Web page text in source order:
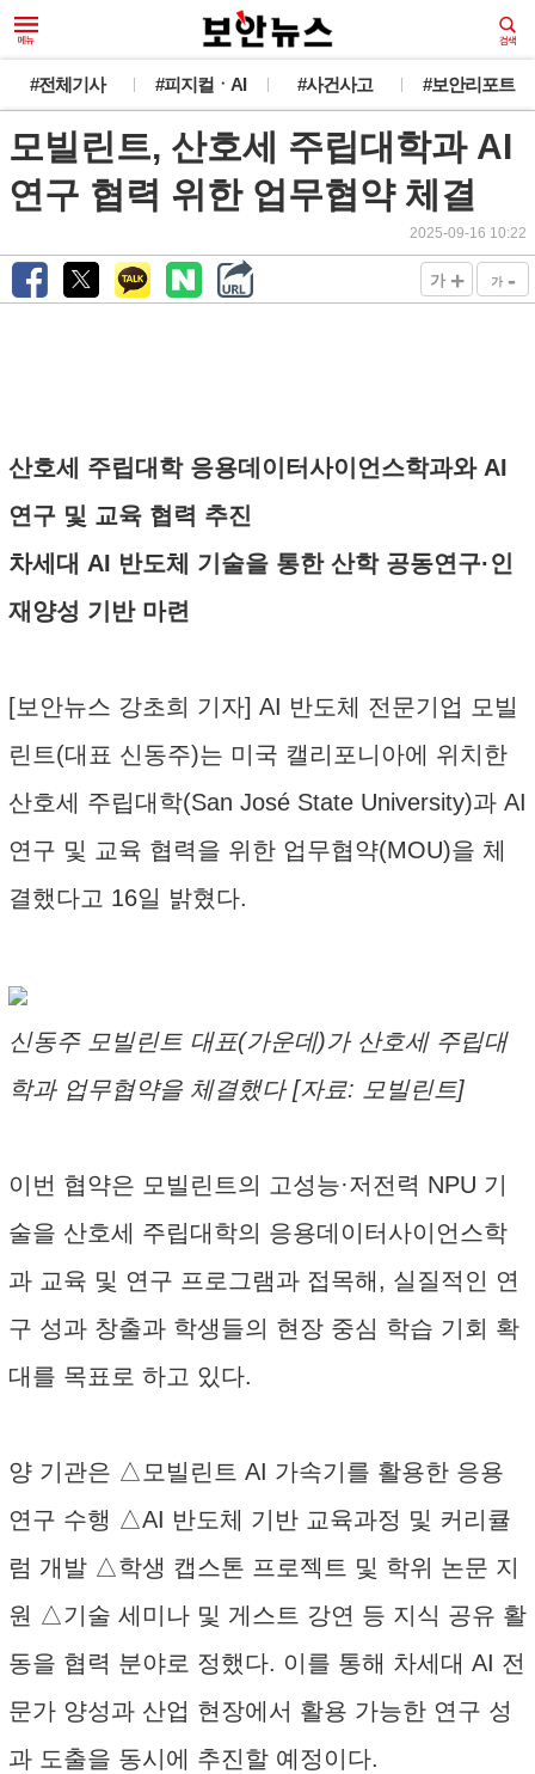
#전체기사 #피지컬ㆍAI #사건사고 #보안리포트
모빌린트, 산호세 주립대학과 AI
연구 협력 위한 업무협약 체결
2025-09-16 10:22
가 + 가 -
산호세 주립대학 응용데이터사이언스학과와 AI
연구 및 교육 협력 추진
차세대 AI 반도체 기술을 통한 산학 공동연구·인
재양성 기반 마련
[보안뉴스 강초희 기자] AI 반도체 전문기업 모빌
린트(대표 신동주)는 미국 캘리포니아에 위치한
산호세 주립대학(San José State University)과 AI
연구 및 교육 협력을 위한 업무협약(MOU)을 체
결했다고 16일 밝혔다.
신동주 모빌린트 대표(가운데)가 산호세 주립대
학과 업무협약을 체결했다 [자료: 모빌린트]
이번 협약은 모빌린트의 고성능·저전력 NPU 기
술을 산호세 주립대학의 응용데이터사이언스학
과 교육 및 연구 프로그램과 접목해, 실질적인 연
구 성과 창출과 학생들의 현장 중심 학습 기회 확
대를 목표로 하고 있다.
양 기관은 △모빌린트 AI 가속기를 활용한 응용
연구 수행 △AI 반도체 기반 교육과정 및 커리큘
럼 개발 △학생 캡스톤 프로젝트 및 학위 논문 지
원 △기술 세미나 및 게스트 강연 등 지식 공유 활
동을 협력 분야로 정했다. 이를 통해 차세대 AI 전
문가 양성과 산업 현장에서 활용 가능한 연구 성
과 도출을 동시에 추진할 예정이다.